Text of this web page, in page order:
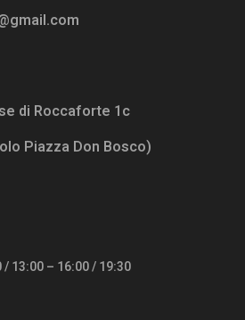
di Roccaforte 1c
Piazza Don Bosco)
13:00 – 16:00 / 19:30